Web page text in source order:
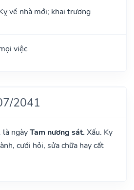
về nhà mới; khai trương
việc
2041
ngàyTam nương sát. Xấu. Kỵ
cưới hỏi, sửa chữa hay cất